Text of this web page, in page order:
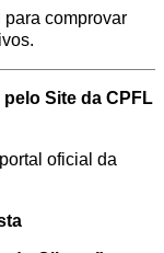
para comprovar
Site da CPFL
oficial da